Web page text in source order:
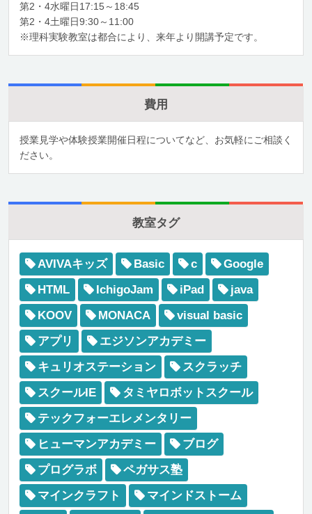
第2・4水曜日17:15～18:45
第2・4土曜日9:30～11:00
※理科実験教室は都合により、来年より開講予定です。
費用
授業見学や体験授業開催日程についてなど、お気軽にご相談く
ださい。
教室タグ
AVIVAキッズ Basic c
Google
HTML
IchigoJam iPad
java
KOOV
MONACA
visual basic
アプリ
エジソンアカデミー
キュリオステーション
スクラッチ
スクールIE
タミヤロボットスクール
テックフォーエレメンタリー
ヒューマンアカデミー
ブログ
プログラボ
ペガサス塾
マインクラフト
マインドストーム